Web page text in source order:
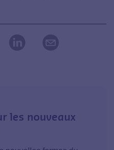
les nouveaux